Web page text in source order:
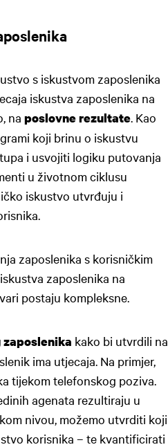
s iskustvom zaposlenika
iskustva zaposlenika na
na poslovne rezultate. Kao
koji brinu o iskustvu
i usvojiti logiku putovanja
u životnom ciklusu
iskustvo utvrđuju i
zaposlenika s korisničkim
zaposlenika na
postaju kompleksne.
kako bi utvrdili na
ima utjecaja. Na primjer,
tijekom telefonskog poziva.
agenata rezultiraju u
nivou, možemo utvrditi koji
korisnika – te kvantificirati